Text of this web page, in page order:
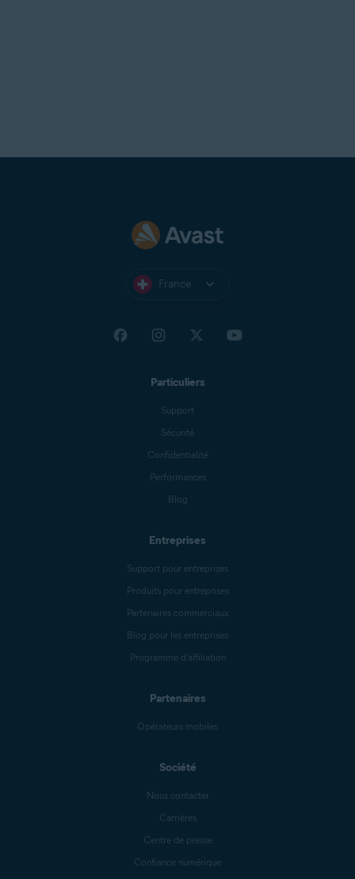
France
Particuliers
Support
Sécurité
Confidentialité
Performances
Blog
Entreprises
Support pour entreprises
Produits pour entreprises
Partenaires commerciaux
Blog pour les entreprises
Programme d’affiliation
Partenaires
Opérateurs mobiles
Société
Nous contacter
Carrières
Centre de presse
Confiance numérique